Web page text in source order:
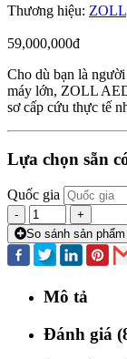
Thương hiệu: ZOLL
59,000,000đ
Cho dù bạn là
máy lớn, ZOLL
sơ cấp cứu thực tế
Lựa chọn sẵn
Quốc gia
-
+
So sánh sản phẩm
Mô tả
Đánh giá